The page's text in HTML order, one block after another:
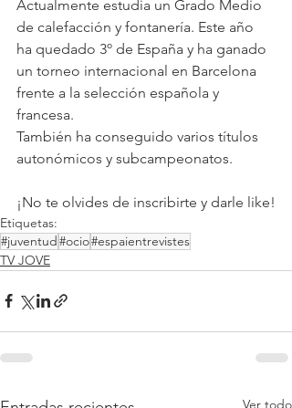
Actualmente estudia un Grado Medio
de calefacción y fontanería. Este año
ha quedado 3º de España y ha ganado
un torneo internacional en Barcelona
frente a la selección española y
francesa.
También ha conseguido varios títulos
autonómicos y subcampeonatos.
¡No te olvides de inscribirte y darle like!
Etiquetas:
#juventud#ocio#espaientrevistes
TV JOVE
Ver todo